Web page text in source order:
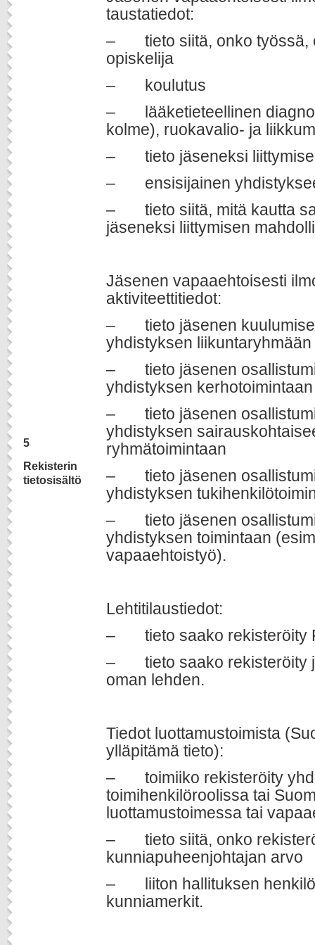
5
Rekisterin
tietosisältö
taustatiedot:
– tieto siitä, onko työssä,
opiskelija
– koulutus
– lääketieteellinen
kolme), ruokavalio- ja
– tieto jäseneksi
– ensisijainen
– tieto siitä, mitä kautta
jäseneksi liittymisen
Jäsenen vapaaehtoisesti
aktiviteettitiedot:
– tieto jäsenen
yhdistyksen liikuntaryhmään
– tieto jäsenen
yhdistyksen kerhotoimintaan
– tieto jäsenen
yhdistyksen
ryhmätoimintaan
– tieto jäsenen
yhdistyksen
– tieto jäsenen
yhdistyksen toimintaan
vapaaehtoistyö).
Lehtitilaustiedot:
– tieto saako rekisteröity
– tieto saako rekisteröity
oman lehden.
Tiedot luottamustoimista
ylläpitämä tieto):
– toimiiko rekisteröity
toimihenkilöroolissa tai
luottamustoimessa tai
– tieto siitä, onko
kunniapuheenjohtajan arvo
– liiton hallituksen
kunniamerkit.